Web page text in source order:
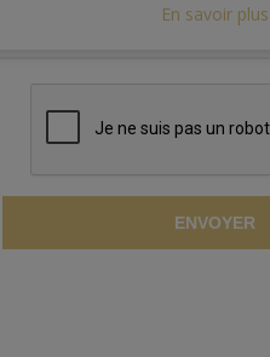
ENVOYER
En savoir plus